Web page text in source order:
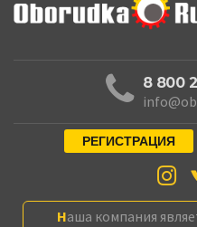
8 800
РЕГИСТРАЦИЯ
Наша компания является профессиональным